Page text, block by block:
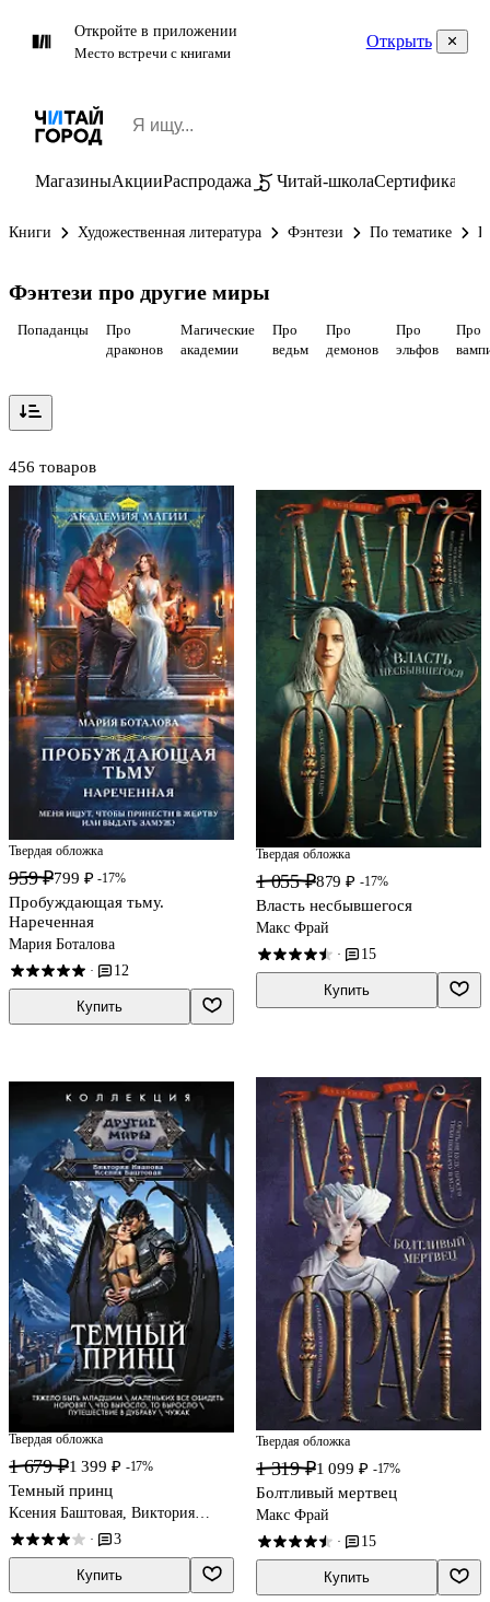
Откройте в приложении
Место встречи с книгами
Открыть
МагазиныАкцииРаспродажа Читай-школаСертификаты
Книги Художественная литература Фэнтези По тематике
Фэнтези про другие миры
Попаданцы
Про
драконов
Магические
академии
Про
ведьм
Про
демонов
Про
эльфов
Про
456 товаров
Твердая обложка
959 ₽799 ₽ -17%
Пробуждающая тьму.
Нареченная
Мария Боталова
· 12
Купить
Твердая обложка
1 055 ₽879 ₽ -17%
Власть несбывшегося
Макс Фрай
· 15
Купить
Твердая обложка
1 679 ₽1 399 ₽ -17%
Темный принц
Ксения Баштовая, Виктория
Иванова
· 3
Купить
Твердая обложка
1 319 ₽1 099 ₽ -17%
Болтливый мертвец
Макс Фрай
· 15
Купить